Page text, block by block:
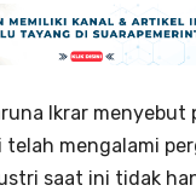
Ikrar menyebut
telah mengalami
saat ini tidak